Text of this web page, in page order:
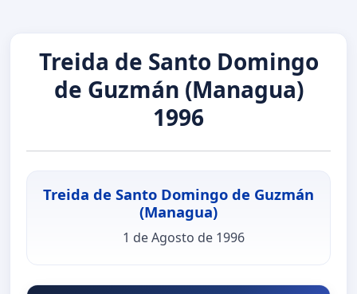
Treida de Santo Domingo
de Guzmán (Managua)
1996
Treida de Santo Domingo de Guzmán
(Managua)
1 de Agosto de 1996